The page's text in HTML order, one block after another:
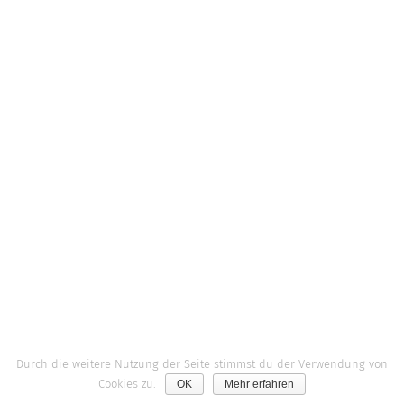
Durch die weitere Nutzung der Seite stimmst du der Verwendung von
Cookies zu.
OK Mehr erfahren